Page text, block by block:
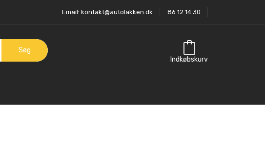
86 12 14 30
Email: kontakt@autolakken.dk
Søg
Indkøbskurv